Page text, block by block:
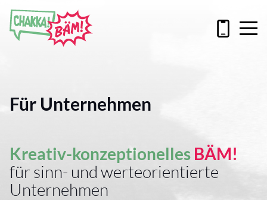
Für Unternehmen
Kreativ-konzeptionelles BÄM!
für sinn- und werteorientierte
Unternehmen